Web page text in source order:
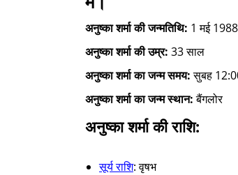
अनुष्का शर्मा की जन्मतिथि: 1 मई
अनुष्का शर्मा की उम्र: 33 साल
अनुष्का शर्मा का जन्म समय:सुबह
अनुष्का शर्मा का जन्म स्थान:बैंगलोर
अनुष्का शर्मा की राशि:
सूर्य राशि: वृषभ